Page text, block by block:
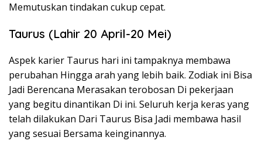
Memutuskan tindakan cukup cepat.
Taurus (Lahir 20 April-20 Mei)
Aspek karier Taurus hari ini tampaknya membawa
perubahan Hingga arah yang lebih baik. Zodiak ini Bisa
Jadi Berencana Merasakan terobosan Di pekerjaan
yang begitu dinantikan Di ini. Seluruh kerja keras yang
telah dilakukan Dari Taurus Bisa Jadi membawa hasil
yang sesuai Bersama keinginannya.